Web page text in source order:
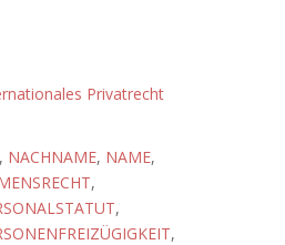
Privatrecht
, NACHNAME, NAME,
,
,
,